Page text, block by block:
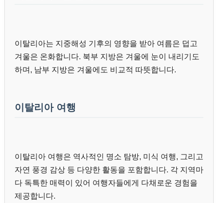
이탈리아는 지중해성 기후의 영향을 받아 여름은 덥고
겨울은 온화합니다. 북부 지방은 겨울에 눈이 내리기도
하며, 남부 지방은 겨울에도 비교적 따뜻합니다.
이탈리아 여행
이탈리아 여행은 역사적인 명소 탐방, 미식 여행, 그리고
자연 풍경 감상 등 다양한 활동을 포함합니다. 각 지역마
다 독특한 매력이 있어 여행자들에게 다채로운 경험을
제공합니다.